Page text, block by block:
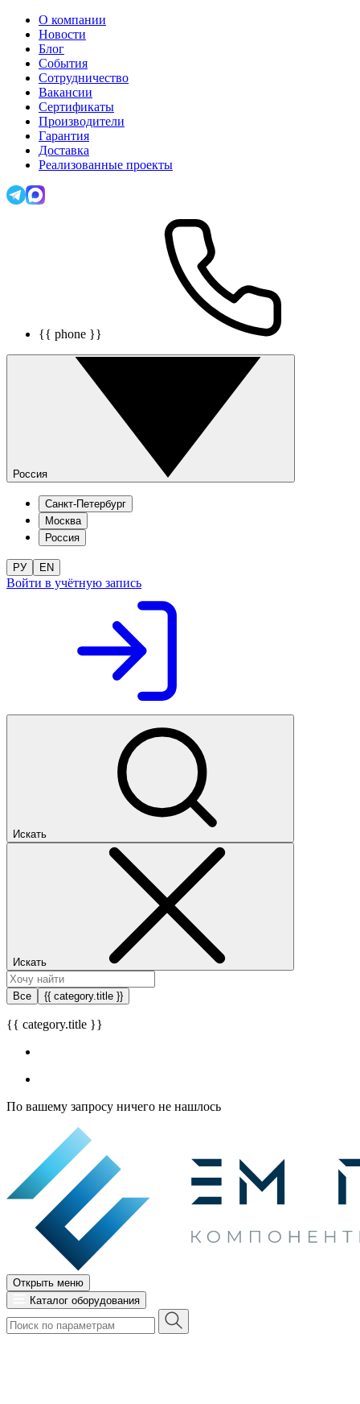
О компании
Новости
Блог
События
Сотрудничество
Вакансии
Сертификаты
Производители
Гарантия
Доставка
Реализованные проекты
{{ phone }}
Россия
Санкт-Петербург
Москва
Россия
РУ EN
Войти в учётную запись
Искать
Искать
Все {{ category.title }}
{{ category.title }}
По вашему запросу ничего не нашлось
Открыть меню
Каталог оборудования